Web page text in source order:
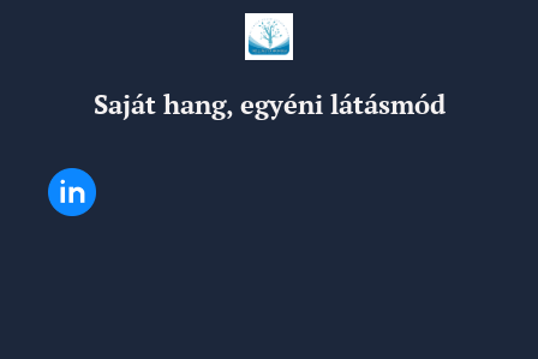
Saját hang, egyéni látásmód